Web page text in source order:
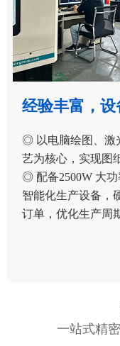
经验丰富，设
◎ 以电脑绘图、激
艺为核心，实现图
◎ 配备2500W 大
智能化生产设备，
订单，优化生产周
一站式精